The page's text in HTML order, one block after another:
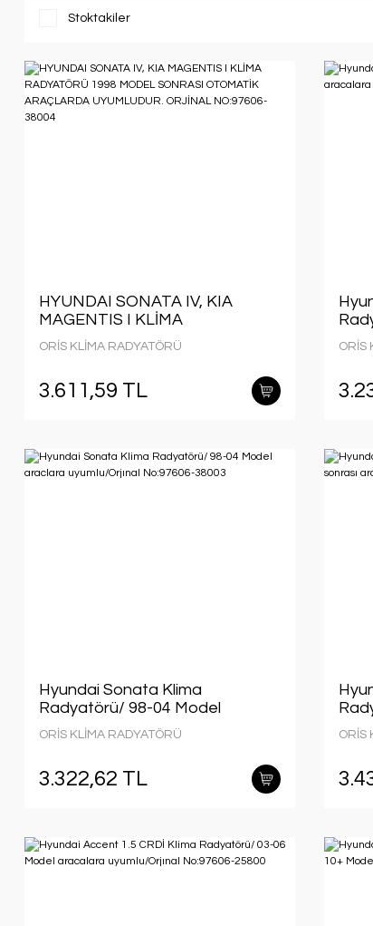
Stoktakiler
HYUNDAI SONATA IV, KIA
MAGENTIS I KLİMA
RADYATÖRÜ 1998 MODEL
SONRASI OTOMATİK
ORJİNAL NO:97606-38004
ORİS KLİMA RADYATÖRÜ
3.611,59 TL
ORİS
Hyundai Sonata Klima
Radyatörü/ 98-04 Model
araclara uyumlu/Orjınal
No:97606-38003
ORİS KLİMA RADYATÖRÜ
3.322,62 TL
ORİS